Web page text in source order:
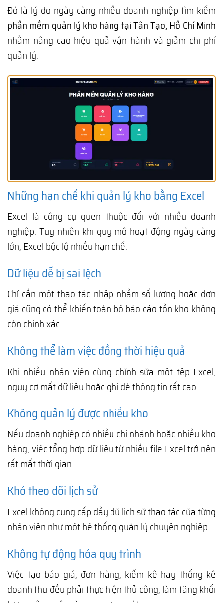
Đó là lý do ngày càng nhiều doanh nghiệp tìm kiếm
phần mềm quản lý kho hàng tại Tân Tạo, Hồ Chí Minh
nhằm nâng cao hiệu quả vận hành và giảm chi phí
quản lý.
Những hạn chế khi quản lý kho bằng Excel
Excel là công cụ quen thuộc đối với nhiều doanh
nghiệp. Tuy nhiên khi quy mô hoạt động ngày càng
lớn, Excel bộc lộ nhiều hạn chế.
Dữ liệu dễ bị sai lệch
Chỉ cần một thao tác nhập nhầm số lượng hoặc đơn
giá cũng có thể khiến toàn bộ báo cáo tồn kho không
còn chính xác.
Không thể làm việc đồng thời hiệu quả
Khi nhiều nhân viên cùng chỉnh sửa một tệp Excel,
nguy cơ mất dữ liệu hoặc ghi đè thông tin rất cao.
Không quản lý được nhiều kho
Nếu doanh nghiệp có nhiều chi nhánh hoặc nhiều kho
hàng, việc tổng hợp dữ liệu từ nhiều file Excel trở nên
rất mất thời gian.
Khó theo dõi lịch sử
Excel không cung cấp đầy đủ lịch sử thao tác của từng
nhân viên như một hệ thống quản lý chuyên nghiệp.
Không tự động hóa quy trình
Việc tạo báo giá, đơn hàng, kiểm kê hay thống kê
doanh thu đều phải thực hiện thủ công, làm tăng khối